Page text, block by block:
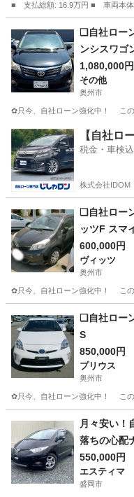
■ 支払総額: 16.9万円 ■ 車両本
その他
❑自社ロー
ンシスワゴ
1,080,000円
その他
奥州市
✿只今、自社ローン強化中！
岩手 奥州市 その他
【自社ロ
税金・車検
株式会社IDOM
❑自社ロー
ッツF スマ
600,000円
ヴィッツ
奥州市
✿只今、自社ローン強化中！
ヴィッツ
❑自社ロー
S
850,000円
プリウス
奥州市
✿只今、自社ローン強化中！
プリウス
月々安い
落ちの心配
【車検2年
詳細・在庫
550,000円
エスティマ
盛岡市